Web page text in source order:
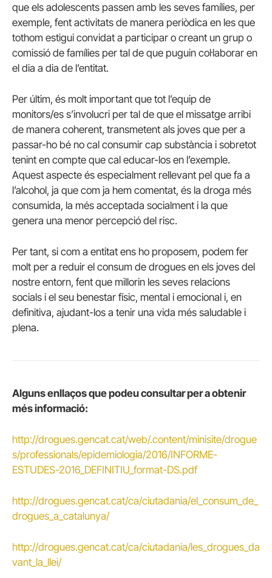
que els adolescents passen amb les seves famílies, per
exemple, fent activitats de manera periòdica en les que
tothom estigui convidat a participar o creant un grup o
comissió de famílies per tal de que puguin col·laborar en
el dia a dia de l’entitat.
Per últim, és molt important que tot l’equip de
monitors/es s’involucri per tal de que el missatge arribi
de manera coherent, transmetent als joves que per a
passar-ho bé no cal consumir cap substància i sobretot
tenint en compte que cal educar-los en l’exemple.
Aquest aspecte és especialment rellevant pel que fa a
l’alcohol, ja que com ja hem comentat, és la droga més
consumida, la més acceptada socialment i la que
genera una menor percepció del risc.
Per tant, si com a entitat ens ho proposem, podem fer
molt per a reduir el consum de drogues en els joves del
nostre entorn, fent que millorin les seves relacions
socials i el seu benestar físic, mental i emocional i, en
definitiva, ajudant-los a tenir una vida més saludable i
plena.
Alguns enllaços que podeu consultar per a obtenir
més informació:
http://drogues.gencat.cat/web/.content/minisite/drogue
s/professionals/epidemiologia/2016/INFORME-
ESTUDES-2016_DEFINITIU_format-DS.pdf
http://drogues.gencat.cat/ca/ciutadania/el_consum_de_
drogues_a_catalunya/
http://drogues.gencat.cat/ca/ciutadania/les_drogues_da
vant_la_llei/